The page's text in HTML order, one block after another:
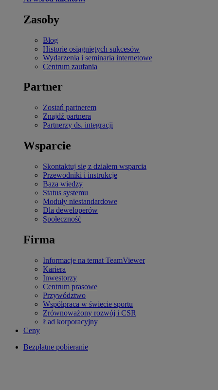
Zasoby
Blog
Historie osiągniętych sukcesów
Wydarzenia i seminaria internetowe
Centrum zaufania
Partner
Zostań partnerem
Znajdź partnera
Partnerzy ds. integracji
Wsparcie
Skontaktuj się z działem wsparcia
Przewodniki i instrukcje
Baza wiedzy
Status systemu
Moduły niestandardowe
Dla deweloperów
Społeczność
Firma
Informacje na temat TeamViewer
Kariera
Inwestorzy
Centrum prasowe
Przywództwo
Współpraca w świecie sportu
Zrównoważony rozwój i CSR
Ład korporacyjny
Ceny
Bezpłatne pobieranie